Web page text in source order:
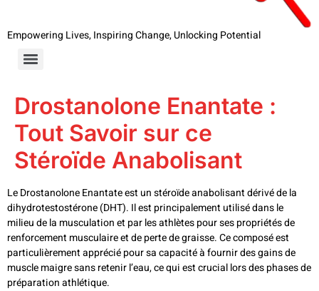
Empowering Lives, Inspiring Change, Unlocking Potential
Drostanolone Enantate :
Tout Savoir sur ce
Stéroïde Anabolisant
Le Drostanolone Enantate est un stéroïde anabolisant dérivé de la
dihydrotestostérone (DHT). Il est principalement utilisé dans le
milieu de la musculation et par les athlètes pour ses propriétés de
renforcement musculaire et de perte de graisse. Ce composé est
particulièrement apprécié pour sa capacité à fournir des gains de
muscle maigre sans retenir l’eau, ce qui est crucial lors des phases de
préparation athlétique.